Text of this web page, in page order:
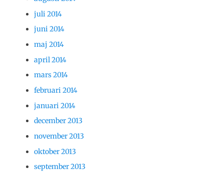
juli 2014
juni 2014
maj 2014
april 2014
mars 2014
februari 2014
januari 2014
december 2013
november 2013
oktober 2013
september 2013